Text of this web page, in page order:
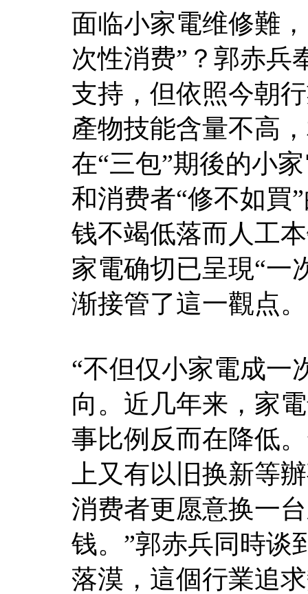
面临小家電维修難
次性消费”？郭赤兵
支持，但依照今朝
產物技能含量不高
在“三包”期後的小
和消费者“修不如買
钱不竭低落而人工
家電确切已呈現“一
渐接管了這一觀点。
“不但仅小家電成一
向。近几年来，家
事比例反而在降低
上又有以旧换新等
消费者更愿意换一
钱。”郭赤兵同時谈
落漠，這個行業追